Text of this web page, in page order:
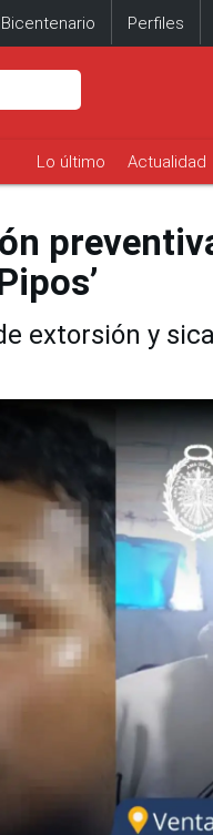
Bicentenario Perfiles
Lo último Actualidad
extorsión y